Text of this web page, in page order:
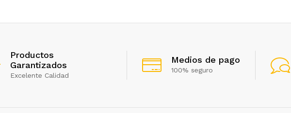
Productos
Garantizados
Excelente Calidad
Medios de pago
100% seguro